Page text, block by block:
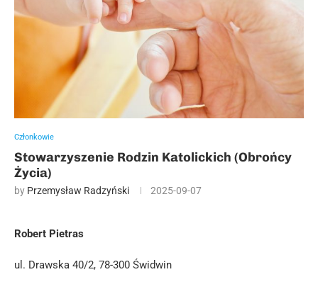
Członkowie
Stowarzyszenie Rodzin Katolickich (Obrońcy
Życia)
by Przemysław Radzyński 2025-09-07
Robert Pietras
ul. Drawska 40/2, 78-300 Świdwin